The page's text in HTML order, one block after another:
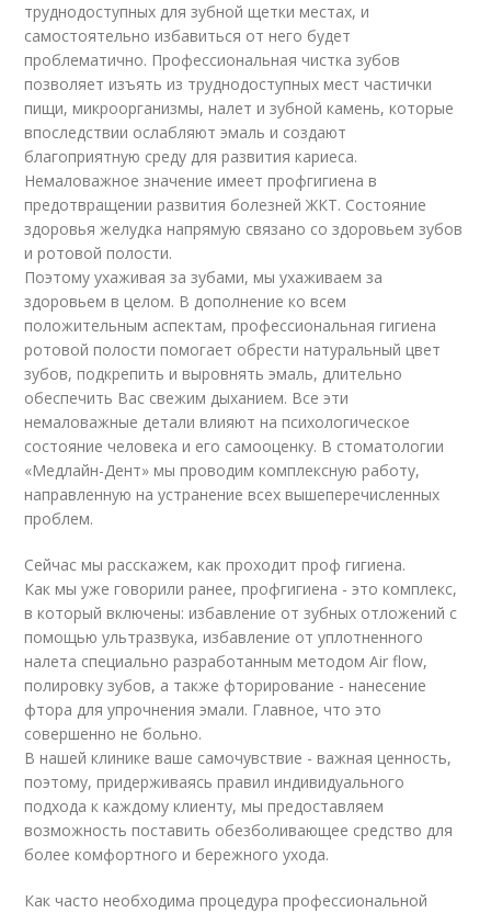
труднодоступных для зубной щетки местах, и
самостоятельно избавиться от него будет
проблематично. Профессиональная чистка зубов
позволяет изъять из труднодоступных мест частички
пищи, микроорганизмы, налет и зубной камень, которые
впоследствии ослабляют эмаль и создают
благоприятную среду для развития кариеса.
Немаловажное значение имеет профгигиена в
предотвращении развития болезней ЖКТ. Состояние
здоровья желудка напрямую связано со здоровьем зубов
и ротовой полости.
Поэтому ухаживая за зубами, мы ухаживаем за
здоровьем в целом. В дополнение ко всем
положительным аспектам, профессиональная гигиена
ротовой полости помогает обрести натуральный цвет
зубов, подкрепить и выровнять эмаль, длительно
обеспечить Вас свежим дыханием. Все эти
немаловажные детали влияют на психологическое
состояние человека и его самооценку. В стоматологии
«Медлайн-Дент» мы проводим комплексную работу,
направленную на устранение всех вышеперечисленных
проблем.
Сейчас мы расскажем, как проходит проф гигиена.
Как мы уже говорили ранее, профгигиена - это комплекс,
в который включены: избавление от зубных отложений с
помощью ультразвука, избавление от уплотненного
налета специально разработанным методом Air flow,
полировку зубов, а также фторирование - нанесение
фтора для упрочнения эмали. Главное, что это
совершенно не больно.
В нашей клинике ваше самочувствие - важная ценность,
поэтому, придерживаясь правил индивидуального
подхода к каждому клиенту, мы предоставляем
возможность поставить обезболивающее средство для
более комфортного и бережного ухода.
Как часто необходима процедура профессиональной